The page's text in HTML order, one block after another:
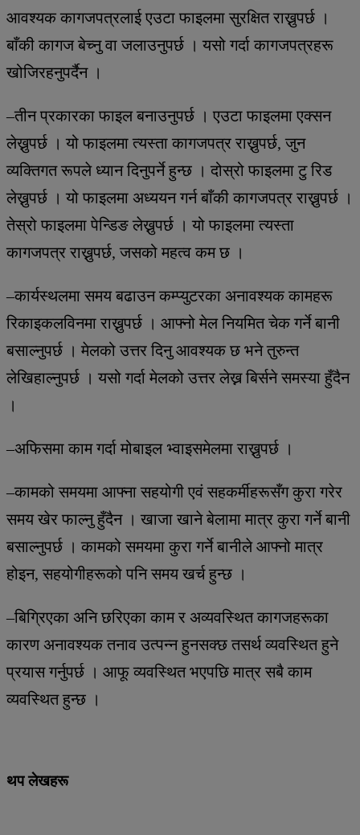
आवश्यक कागजपत्रलाई एउटा फाइलमा सुरक्षित राख्नुपर्छ ।
बाँकी कागज बेच्नु वा जलाउनुपर्छ । यसो गर्दा कागजपत्रहरू
खोजिरहनुपर्दैन ।
–तीन प्रकारका फाइल बनाउनुपर्छ । एउटा फाइलमा एक्सन
लेख्नुपर्छ । यो फाइलमा त्यस्ता कागजपत्र राख्नुपर्छ, जुन
व्यक्तिगत रूपले ध्यान दिनुपर्ने हुन्छ । दोस्रो फाइलमा टु रिड
लेख्नुपर्छ । यो फाइलमा अध्ययन गर्न बाँकी कागजपत्र राख्नुपर्छ ।
तेस्रो फाइलमा पेन्डिङ लेख्नुपर्छ । यो फाइलमा त्यस्ता
कागजपत्र राख्नुपर्छ, जसको महत्व कम छ ।
–कार्यस्थलमा समय बढाउन कम्प्युटरका अनावश्यक कामहरू
रिकाइकलविनमा राख्नुपर्छ । आफ्नो मेल नियमित चेक गर्ने बानी
बसाल्नुपर्छ । मेलको उत्तर दिनु आवश्यक छ भने तुरुन्त
लेखिहाल्नुपर्छ । यसो गर्दा मेलको उत्तर लेख्न बिर्सने समस्या हुँदैन
।
–अफिसमा काम गर्दा मोबाइल भ्वाइसमेलमा राख्नुपर्छ ।
–कामको समयमा आफ्ना सहयोगी एवं सहकर्मीहरूसँग कुरा गरेर
समय खेर फाल्नु हुँदैन । खाजा खाने बेलामा मात्र कुरा गर्ने बानी
बसाल्नुपर्छ । कामको समयमा कुरा गर्ने बानीले आफ्नो मात्र
होइन, सहयोगीहरूको पनि समय खर्च हुन्छ ।
–बिग्रिएका अनि छरिएका काम र अव्यवस्थित कागजहरूका
कारण अनावश्यक तनाव उत्पन्न हुनसक्छ तसर्थ व्यवस्थित हुने
प्रयास गर्नुपर्छ । आफू व्यवस्थित भएपछि मात्र सबै काम
व्यवस्थित हुन्छ ।
थप लेखहरू